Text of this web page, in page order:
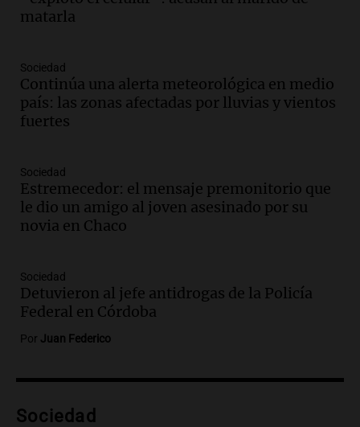
La Argentina Posible
se mudó a Córdoba y hoy lleva la
bandera de la universidad
La Argentina Posible
Episodios
una mejora económica, pero modera
sus expectativas
Ahora país
Episodios
Rosario: "Vamos a estar entre los
primeros ocho"
Deportes Rosario
Audio.Avanza el juicio a Oscar González
sobre el accidente
Episodios
matarla
Sociedad
Continúa una alerta meteorológica en medio
país: las zonas afectadas por lluvias y vientos
fuertes
Sociedad
Estremecedor: el mensaje premonitorio que
le dio un amigo al joven asesinado por su
novia en Chaco
Sociedad
Detuvieron al jefe antidrogas de la Policía
Federal en Córdoba
Por Juan Federico
Sociedad